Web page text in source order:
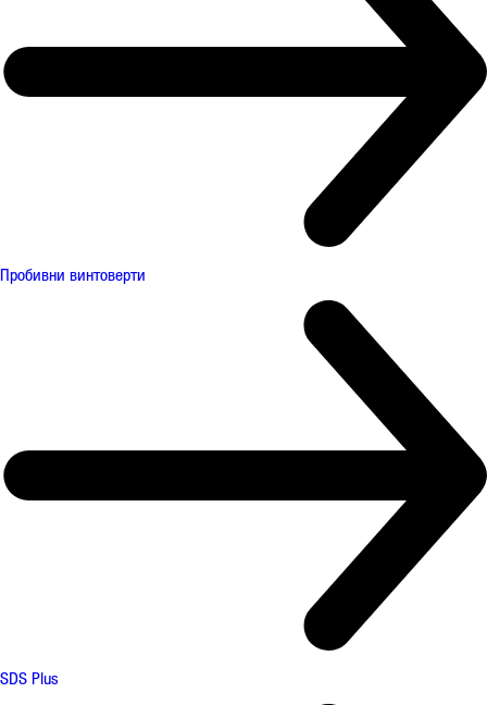
Пробивни винтоверти
SDS Plus